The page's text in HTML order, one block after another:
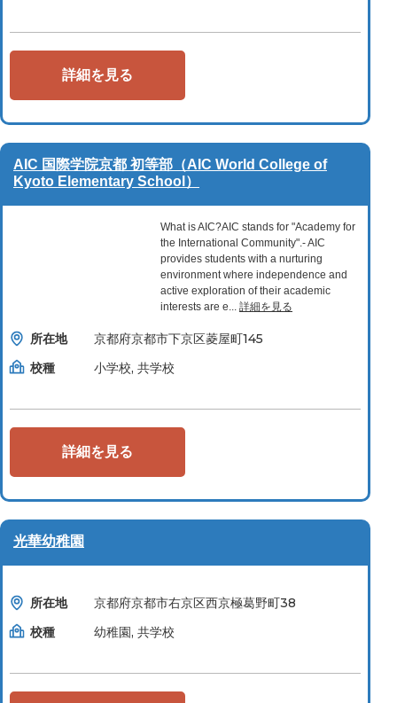
詳細を見る
AIC 国際学院京都 初等部（AIC World College of
Kyoto Elementary School）
What is AIC?AIC stands for "Academy for
the International Community".- AIC
provides students with a nurturing
environment where independence and
active exploration of their academic
interests are e... 詳細を見る
所在地
京都府京都市下京区菱屋町145
校種
小学校, 共学校
詳細を見る
光華幼稚園
所在地
京都府京都市右京区西京極葛野町38
校種
幼稚園, 共学校